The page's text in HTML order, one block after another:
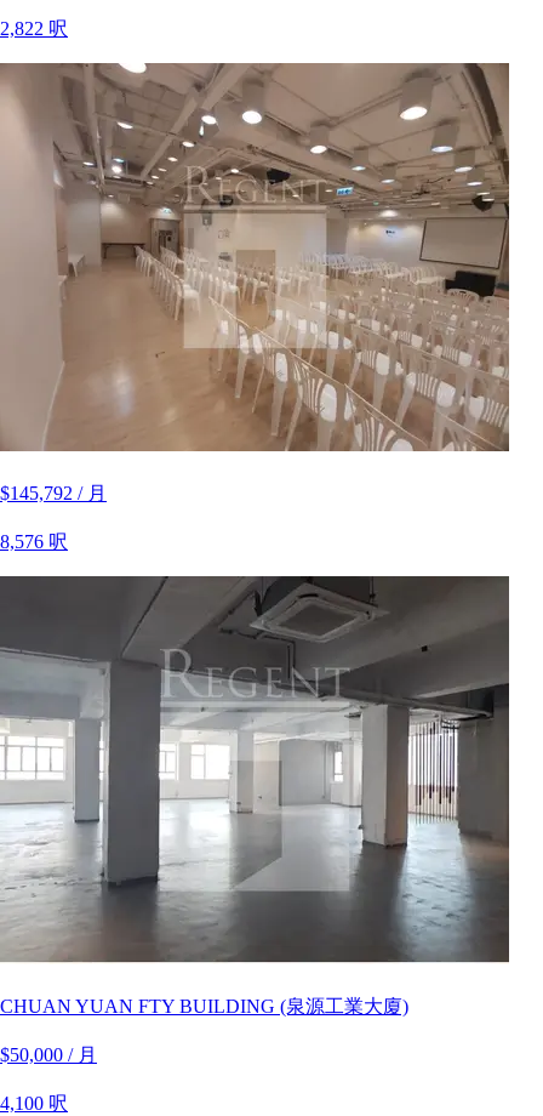
2,822 呎
$145,792 / 月
8,576 呎
CHUAN YUAN FTY BUILDING (泉源工業大廈)
$50,000 / 月
4,100 呎